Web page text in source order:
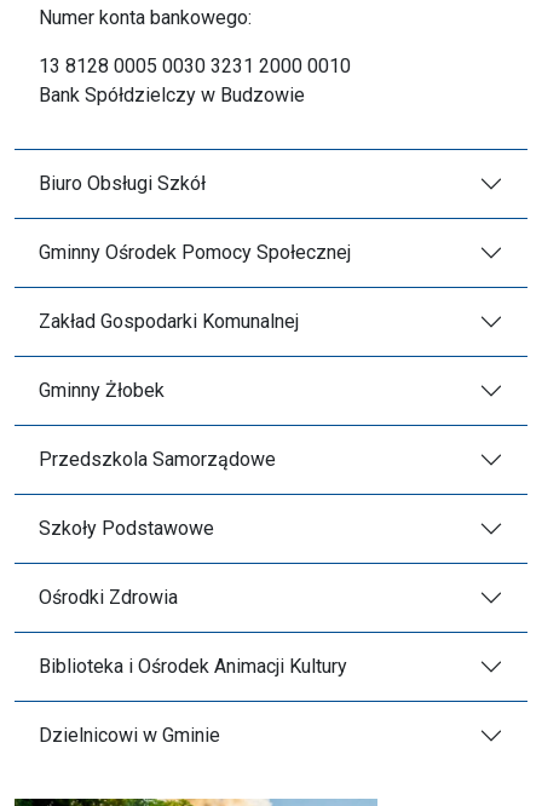
Numer konta bankowego:
13 8128 0005 0030 3231 2000 0010
Bank Spółdzielczy w Budzowie
Biuro Obsługi Szkół
Gminny Ośrodek Pomocy Społecznej
Zakład Gospodarki Komunalnej
Gminny Żłobek
Przedszkola Samorządowe
Szkoły Podstawowe
Ośrodki Zdrowia
Biblioteka i Ośrodek Animacji Kultury
Dzielnicowi w Gminie